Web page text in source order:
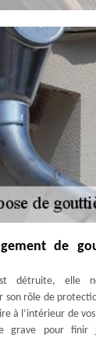
de
détruite, elle
rôle de
à l’intérieur de
grave pour finir